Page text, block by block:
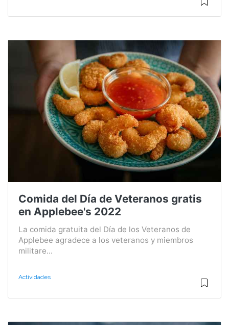
Comida del Día de Veteranos gratis
en Applebee's 2022
La comida gratuita del Día de los Veteranos de
Applebee agradece a los veteranos y miembros
militare...
Actividades